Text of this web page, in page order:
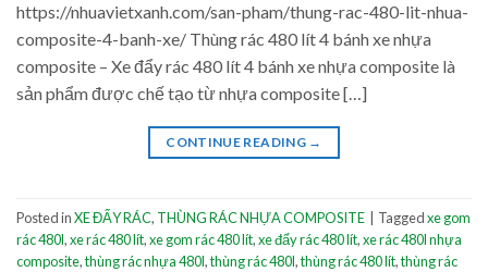
https://nhuavietxanh.com/san-pham/thung-rac-480-lit-nhua-
composite-4-banh-xe/ Thùng rác 480 lít 4 bánh xe nhựa
composite – Xe đẩy rác 480 lít 4 bánh xe nhựa composite là
sản phẩm được chế tạo từ nhựa composite […]
CONTINUE READING →
Posted inXE ĐẨY RÁC, THÙNG RÁC NHỰA COMPOSITE Taggedxe gom
rác 480l,xe rác 480 lít,xe gom rác 480 lít,xe đẩy rác 480 lít,xe rác 480l nhựa
composite,thùng rác nhựa 480l,thùng rác 480l,thùng rác 480 lít,thùng rác